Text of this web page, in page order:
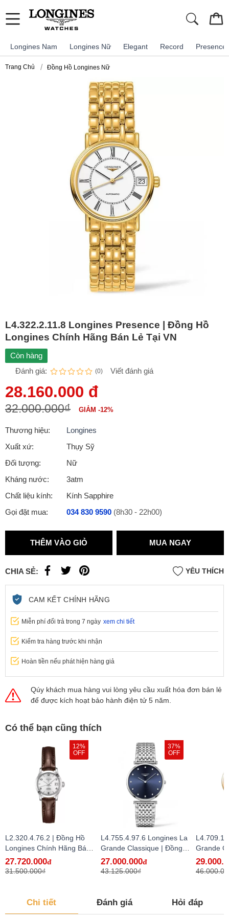
Longines Nam Longines Nữ Elegant Record Presence
Trang Chủ Đồng Hồ Longines Nữ
L4.322.2.11.8 Longines Presence | Đồng Hồ
Longines Chính Hãng Bán Lẻ Tại VN
Còn hàng
Đánh giá:
(0) Viết đánh giá
28.160.000 đ
32.000.000₫ GIẢM -12%
Thương hiệu:
Longines
Xuất xứ:
Thụy Sỹ
Đối tượng:
Nữ
Kháng nước:
3atm
Chất liệu kính:
Kính Sapphire
Gọi đặt mua:
034 830 9590 (8h30 - 22h00)
THÊM VÀO GIỎ MUA NGAY
CHIA SẺ: YÊU THÍCH
CAM KẾT CHÍNH HÃNG
Miễn phí đổi trả trong 7 ngày xem chi tiết
Kiểm tra hàng trước khi nhận
Hoàn tiền nếu phát hiện hàng giả
Qúy khách mua hàng vui lòng yêu cầu xuất hóa đơn bán lẻ
để được kích hoạt bảo hành điện tử 5 năm.
Có thể bạn cũng thích
12%
OFF
L2.320.4.76.2 | Đồng Hồ
Longines Chính Hãng Bán
Lẻ Tại VN
27.720.000đ
31.500.000₫
37%
OFF
L4.755.4.97.6 Longines La
Grande Classique | Đồng
Hồ Longines Chính Hãng
Bán Lẻ Tại VN
27.000.000đ
43.125.000₫
Grande
Hồ
Bán Lẻ
Chi tiết Đánh giá Hỏi đáp